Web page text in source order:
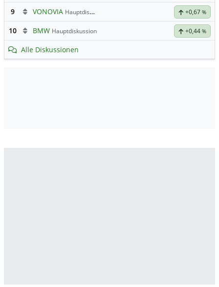
9 VONOVIA Hauptdiskussion +0,67 %
10 BMW Hauptdiskussion +0,44 %
Alle Diskussionen